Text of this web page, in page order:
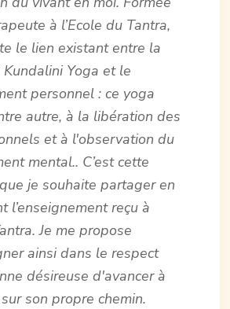
à l’Ecole du Tantra,
le lien existant entre la
Yoga et le
personnel : ce yoga
autre, à la libération des
et à l'observation du
mental.. C’est cette
je souhaite partager en
l’enseignement reçu à
Je me propose
ainsi dans le respect
désireuse d'avancer à
son propre chemin.